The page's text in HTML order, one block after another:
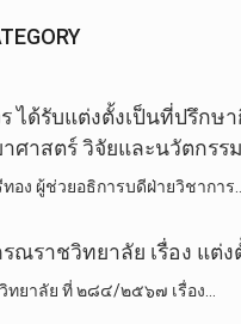
ได้รับแต่งตั้งเป็นที่ปรึก
ศาสตร์ ​วิ​จัยและ​นวัตกร
ง ผู้ช่วยอธิการบดีฝ่ายวิชาการ…
ราชวิทยาลัย เรื่อง แต่ง
ยาลัย ที่ ๒๘๔/๒๕๖๗ เรื่อง…